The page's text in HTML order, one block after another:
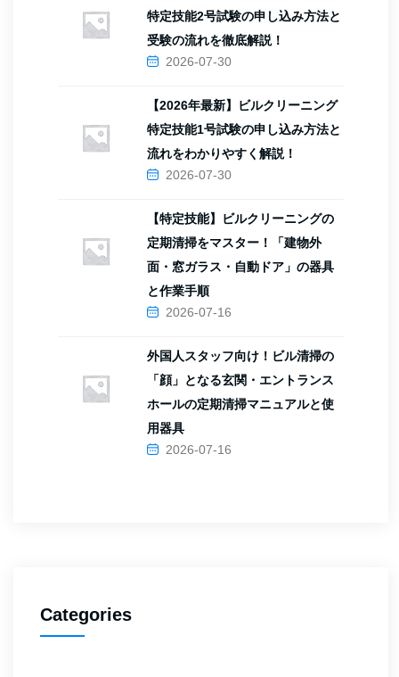
特定技能2号試験の申し込み方法と
受験の流れを徹底解説！
2026-07-30
【2026年最新】ビルクリーニング
特定技能1号試験の申し込み方法と
流れをわかりやすく解説！
2026-07-30
【特定技能】ビルクリーニングの
定期清掃をマスター！「建物外
面・窓ガラス・自動ドア」の器具
と作業手順
2026-07-16
外国人スタッフ向け！ビル清掃の
「顔」となる玄関・エントランス
ホールの定期清掃マニュアルと使
用器具
2026-07-16
Categories